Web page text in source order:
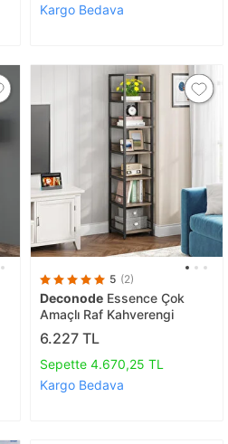
Kargo Bedava
5 (2)
Deconode Essence Çok
Amaçlı Raf Kahverengi
6.227 TL
Sepette 4.670,25 TL
Kargo Bedava